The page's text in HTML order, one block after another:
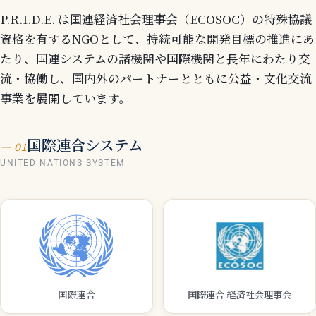
P.R.I.D.E. は国連経済社会理事会（ECOSOC）の特殊協議
資格を有するNGOとして、持続可能な開発目標の推進にあ
たり、国連システムの諸機関や国際機関と長年にわたり交
流・協働し、国内外のパートナーとともに公益・文化交流
事業を展開しています。
— 01国際連合システム
UNITED NATIONS SYSTEM
国際連合 国際連合 経済社会理事会